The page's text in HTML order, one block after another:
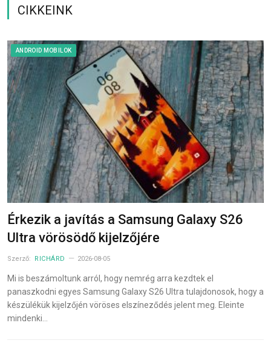
CIKKEINK
ANDROID MOBILOK
Érkezik a javítás a Samsung Galaxy S26
Ultra vörösödő kijelzőjére
Szerző: RICHÁRD 2026-08-05
Mi is beszámoltunk arról, hogy nemrég arra kezdtek el
panaszkodni egyes Samsung Galaxy S26 Ultra tulajdonosok, hogy a
készülékük kijelzőjén vöröses elszíneződés jelent meg. Eleinte
mindenki…